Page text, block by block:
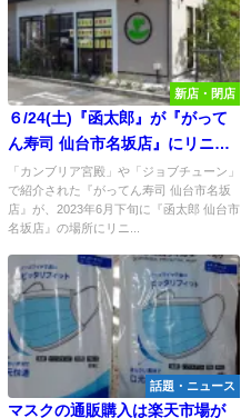
新店・閉店
６/24(土)『函太郎』が『がって
ん寿司 仙台市名坂店』にリニュ
ーアルオープン決定！
「カンブリア宮殿」や「ジョブチューン」
で紹介された『がってん寿司 仙台市名坂
店』が、2023年6月下旬に『函太郎 仙台市
名坂店』の場所にリニ...
話題・ニュース
マスクの通販購入は楽天市場が